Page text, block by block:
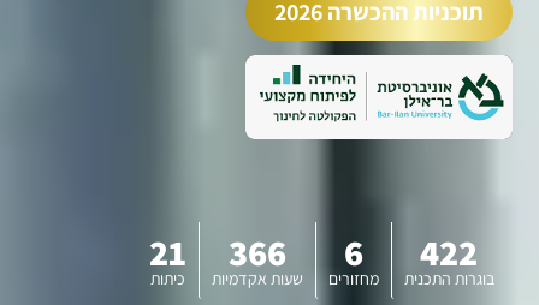
תוכניות ההכשרה 2026
בוגרות התכנית
422
מחזורים
6
שעות אקדמיות
366
כיתות
21